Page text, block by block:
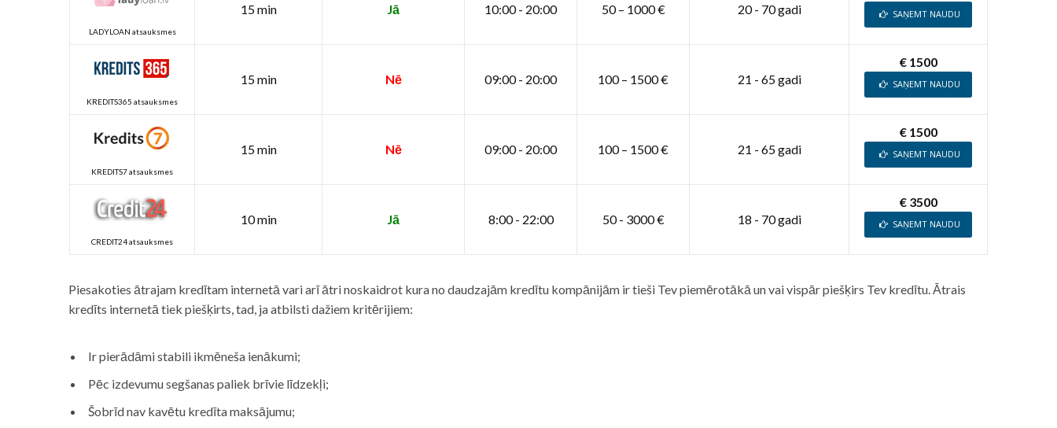
LADYLOAN atsauksmes
15 min Jā 10:00 - 20:00 50 – 1000 € 20 - 70 gadi SAŅEMT NAUDU
KREDITS365 atsauksmes
15 min Nē 09:00 - 20:00 100 – 1500 € 21 - 65 gadi
€ 1500
SAŅEMT NAUDU
KREDITS7 atsauksmes
15 min Nē 09:00 - 20:00 100 – 1500 € 21 - 65 gadi
€ 1500
SAŅEMT NAUDU
CREDIT24 atsauksmes
10 min Jā 8:00 - 22:00 50 - 3000 € 18 - 70 gadi
€ 3500
SAŅEMT NAUDU
Piesakoties ātrajam kredītam internetā vari arī ātri noskaidrot kura no daudzajām kredītu kompānijām ir tieši Tev piemērotākā un vai vispār piešķirs Tev kredītu. Ātrais
kredīts internetā tiek piešķirts, tad, ja atbilsti dažiem kritērijiem:
Ir pierādāmi stabili ikmēneša ienākumi;
Pēc izdevumu segšanas paliek brīvie līdzekļi;
Šobrīd nav kavētu kredīta maksājumu;